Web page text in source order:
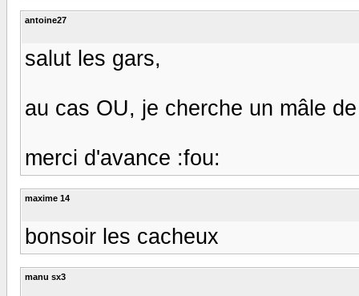
antoine27
salut les gars,
au cas OU, je cherche un mâle
merci d'avance :fou:
maxime 14
bonsoir les cacheux
manu sx3